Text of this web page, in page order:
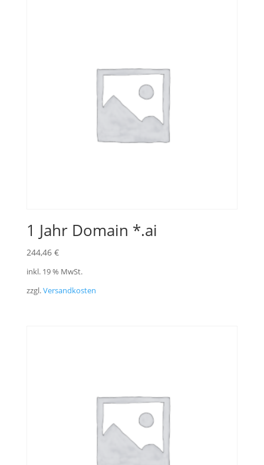
1 Jahr Domain *.ai
244,46 €
inkl. 19 % MwSt.
zzgl.Versandkosten